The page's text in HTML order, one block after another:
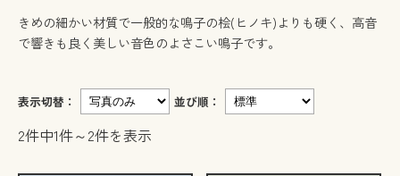
きめの細かい材質で一般的な鳴子の桧(ヒノキ)よりも硬く、 高音
で響きも良く美しい音色のよさこい鳴子です。
表示切替： 並び順：
2件中1件～2件を表示